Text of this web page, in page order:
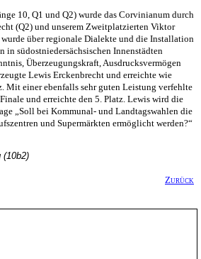
10, Q1 und Q2) wurde das Corvinianum durch
(Q2) und unserem Zweitplatzierten Viktor
wurde über regionale Dialekte und die Installation
in südostniedersächsischen Innenstädten
Überzeugungskraft, Ausdrucksvermögen
Lewis Erckenbrecht und erreichte wie
Mit einer ebenfalls sehr guten Leistung verfehlte
und erreichte den 5. Platz. Lewis wird die
„Soll bei Kommunal- und Landtagswahlen die
und Supermärkten ermöglicht werden?“
(10b2)
Zurück